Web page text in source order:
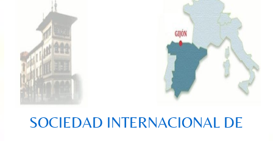
SOCIEDAD INTERNACIONAL DE